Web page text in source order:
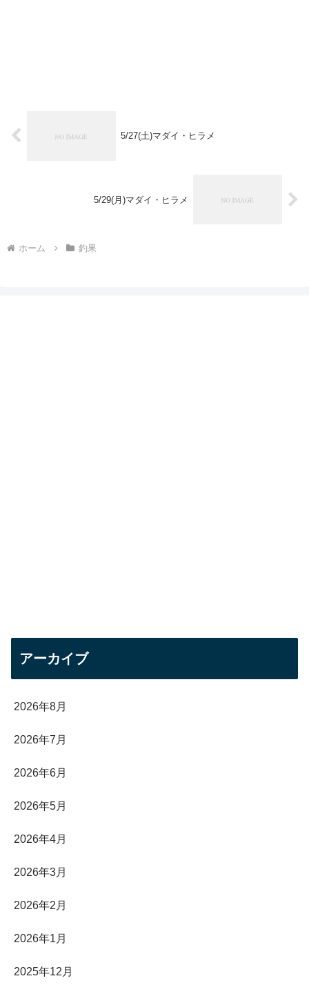
5/27(土)マダイ・ヒラメ
5/29(月)マダイ・ヒラメ
ホーム 釣果
アーカイブ
2026年8月
2026年7月
2026年6月
2026年5月
2026年4月
2026年3月
2026年2月
2026年1月
2025年12月